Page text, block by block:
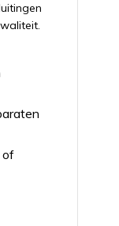
of